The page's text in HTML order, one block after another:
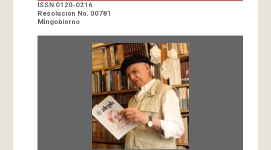
ISSN 0120-0216
Resolución No. 00781
Mingobierno